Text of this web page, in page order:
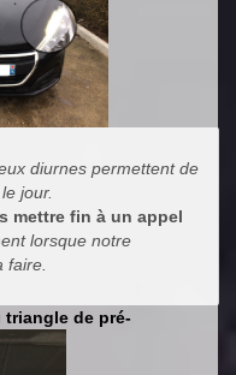
diurnes permettent de
jour.
mettre fin à un appel
lorsque notre
faire.
triangle de pré-